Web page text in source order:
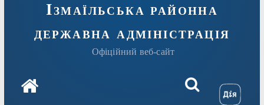
Ізмаїльська районна
державна адміністрація
Офіційний веб-сайт